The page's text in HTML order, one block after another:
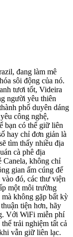
đang làm mê
sôi động của nó.
tươi tốt, Videira
người yêu thiên
phố duyên dáng
công nghệ,
bạn có thể giữ liên
hay chỉ đơn giản là
tìm thấy nhiều địa
cà phê địa
Canela, không chỉ
gian ấm cúng để
đó, các thư viện
một môi trường
không gặp bất kỳ
tiện hơn, hãy
Với WiFi miễn phí
trải nghiệm tất cả
vẫn giữ liên lạc.